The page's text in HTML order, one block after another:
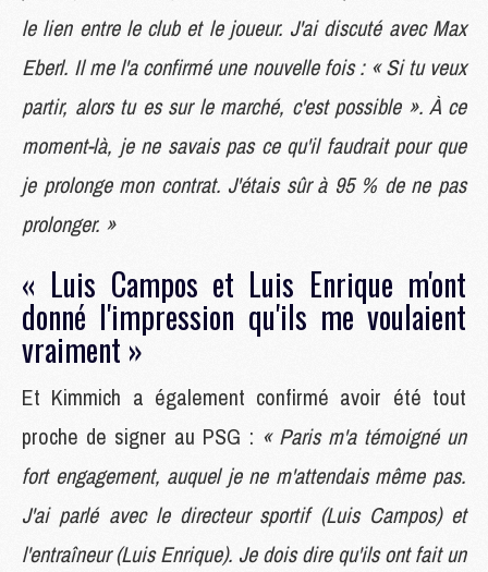
le lien entre le club et le joueur. J'ai discuté avec Max
Eberl. Il me l'a confirmé une nouvelle fois : « Si tu veux
partir, alors tu es sur le marché, c'est possible ». À ce
moment-là, je ne savais pas ce qu'il faudrait pour que
je prolonge mon contrat. J'étais sûr à 95 % de ne pas
prolonger. »
« Luis Campos et Luis Enrique m'ont
donné l'impression qu'ils me voulaient
vraiment »
Et Kimmich a également confirmé avoir été tout
proche de signer au PSG : « Paris m'a témoigné un
fort engagement, auquel je ne m'attendais même pas.
J'ai parlé avec le directeur sportif (Luis Campos) et
l'entraîneur (Luis Enrique). Je dois dire qu'ils ont fait un